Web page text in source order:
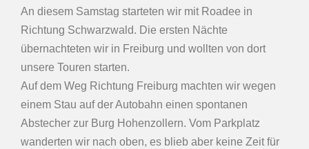
An diesem Samstag starteten wir mit Roadee in
Richtung Schwarzwald. Die ersten Nächte
übernachteten wir in Freiburg und wollten von dort
unsere Touren starten.
Auf dem Weg Richtung Freiburg machten wir wegen
einem Stau auf der Autobahn einen spontanen
Abstecher zur Burg Hohenzollern. Vom Parkplatz
wanderten wir nach oben, es blieb aber keine Zeit für